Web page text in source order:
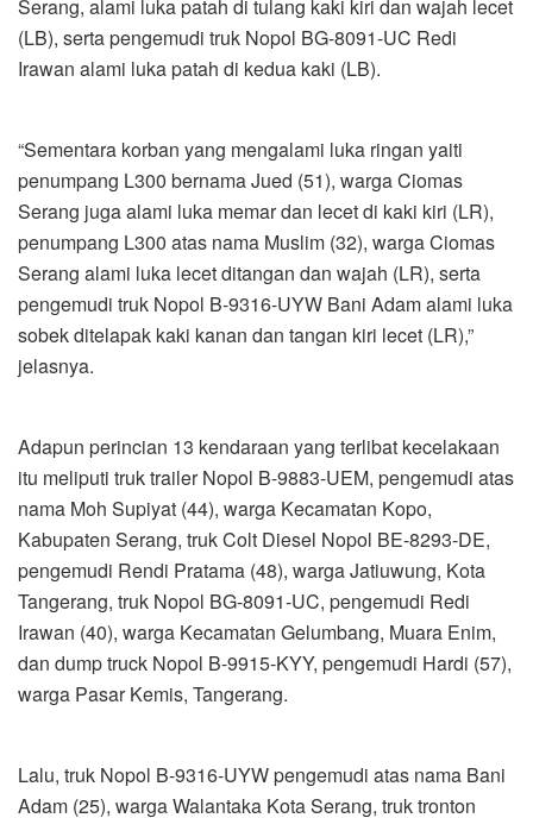
Serang, alami luka patah di tulang kaki kiri dan wajah lecet
(LB), serta pengemudi truk Nopol BG-8091-UC Redi
Irawan alami luka patah di kedua kaki (LB).
“Sementara korban yang mengalami luka ringan yaiti
penumpang L300 bernama Jued (51), warga Ciomas
Serang juga alami luka memar dan lecet di kaki kiri (LR),
penumpang L300 atas nama Muslim (32), warga Ciomas
Serang alami luka lecet ditangan dan wajah (LR), serta
pengemudi truk Nopol B-9316-UYW Bani Adam alami luka
sobek ditelapak kaki kanan dan tangan kiri lecet (LR),”
jelasnya.
Adapun perincian 13 kendaraan yang terlibat kecelakaan
itu meliputi truk trailer Nopol B-9883-UEM, pengemudi atas
nama Moh Supiyat (44), warga Kecamatan Kopo,
Kabupaten Serang, truk Colt Diesel Nopol BE-8293-DE,
pengemudi Rendi Pratama (48), warga Jatiuwung, Kota
Tangerang, truk Nopol BG-8091-UC, pengemudi Redi
Irawan (40), warga Kecamatan Gelumbang, Muara Enim,
dan dump truck Nopol B-9915-KYY, pengemudi Hardi (57),
warga Pasar Kemis, Tangerang.
Lalu, truk Nopol B-9316-UYW pengemudi atas nama Bani
Adam (25), warga Walantaka Kota Serang, truk tronton